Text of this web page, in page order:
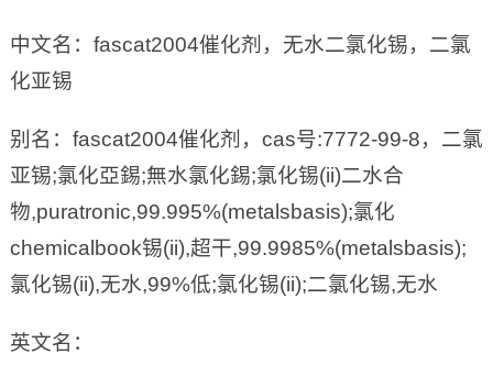
中文名：fascat2004催化剂，无水二氯化锡，二氯
化亚锡
别名：fascat2004催化剂，cas号:7772-99-8，二氯
亚锡;氯化亞錫;無水氯化錫;氯化锡(ii)二水合
物,puratronic,99.995%(metalsbasis);氯化
chemicalbook锡(ii),超干,99.9985%(metalsbasis);
氯化锡(ii),无水,99%低;氯化锡(ii);二氯化锡,无水
英文名：